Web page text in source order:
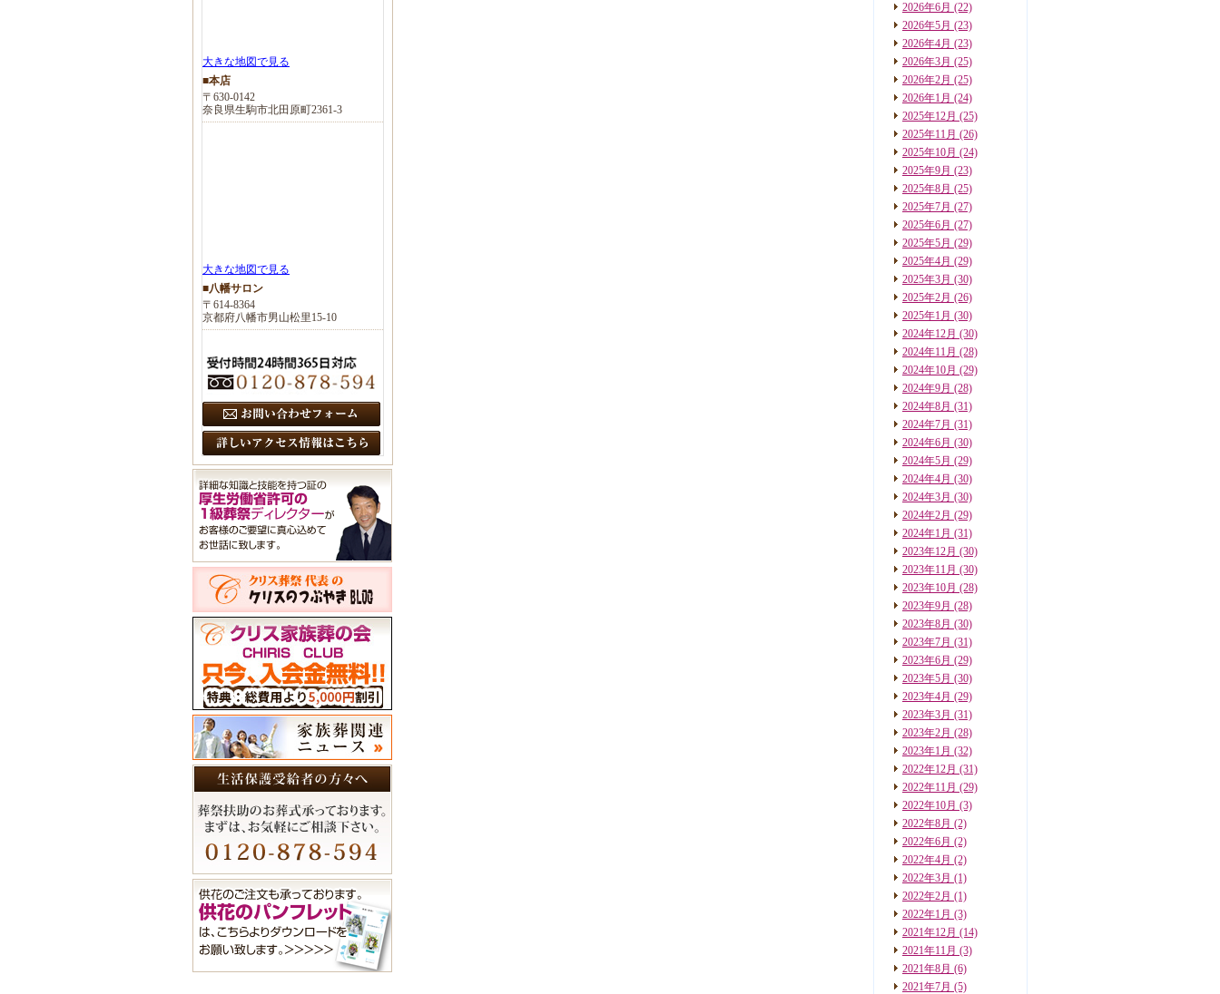
2026年6月 (22)
2026年5月 (23)
2026年4月 (23)
2026年3月 (25)
2026年2月 (25)
2026年1月 (24)
2025年12月 (25)
2025年11月 (26)
2025年10月 (24)
2025年9月 (23)
2025年8月 (25)
2025年7月 (27)
2025年6月 (27)
2025年5月 (29)
2025年4月 (29)
2025年3月 (30)
2025年2月 (26)
2025年1月 (30)
2024年12月 (30)
2024年11月 (28)
2024年10月 (29)
2024年9月 (28)
2024年8月 (31)
2024年7月 (31)
2024年6月 (30)
2024年5月 (29)
2024年4月 (30)
2024年3月 (30)
2024年2月 (29)
2024年1月 (31)
2023年12月 (30)
2023年11月 (30)
2023年10月 (28)
2023年9月 (28)
2023年8月 (30)
2023年7月 (31)
2023年6月 (29)
2023年5月 (30)
2023年4月 (29)
2023年3月 (31)
2023年2月 (28)
2023年1月 (32)
2022年12月 (31)
2022年11月 (29)
2022年10月 (3)
2022年8月 (2)
2022年6月 (2)
2022年4月 (2)
2022年3月 (1)
2022年2月 (1)
2022年1月 (3)
2021年12月 (14)
2021年11月 (3)
2021年8月 (6)
2021年7月 (5)
大きな地図で見る
■本店
〒630-0142
奈良県生駒市北田原町2361-3
大きな地図で見る
■八幡サロン
〒614-8364
京都府八幡市男山松里15-10